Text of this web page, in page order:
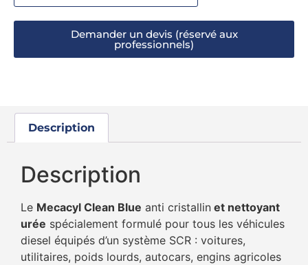
Demander un devis (réservé aux
professionnels)
Description
Description
Le Mecacyl Clean Blue anti cristallin et nettoyant
urée spécialement formulé pour tous les véhicules
diesel équipés d’un système SCR : voitures,
utilitaires, poids lourds, autocars, engins agricoles